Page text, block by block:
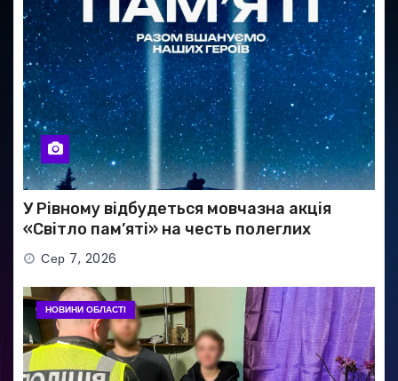
У Рівному відбудеться мовчазна акція
«Світло пам’яті» на честь полеглих
Захисників
Сер 7, 2026
НОВИНИ ОБЛАСТІ